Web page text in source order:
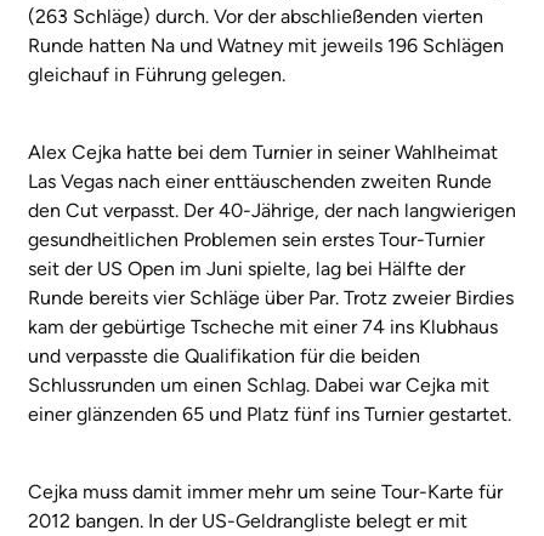
(263 Schläge) durch. Vor der abschließenden vierten
Runde hatten Na und Watney mit jeweils 196 Schlägen
gleichauf in Führung gelegen.
Alex Cejka hatte bei dem Turnier in seiner Wahlheimat
Las Vegas nach einer enttäuschenden zweiten Runde
den Cut verpasst. Der 40-Jährige, der nach langwierigen
gesundheitlichen Problemen sein erstes Tour-Turnier
seit der US Open im Juni spielte, lag bei Hälfte der
Runde bereits vier Schläge über Par. Trotz zweier Birdies
kam der gebürtige Tscheche mit einer 74 ins Klubhaus
und verpasste die Qualifikation für die beiden
Schlussrunden um einen Schlag. Dabei war Cejka mit
einer glänzenden 65 und Platz fünf ins Turnier gestartet.
Cejka muss damit immer mehr um seine Tour-Karte für
2012 bangen. In der US-Geldrangliste belegt er mit